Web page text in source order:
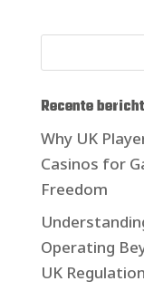
Recente
Why UK
Casinos for
Freedom
Operating
UK